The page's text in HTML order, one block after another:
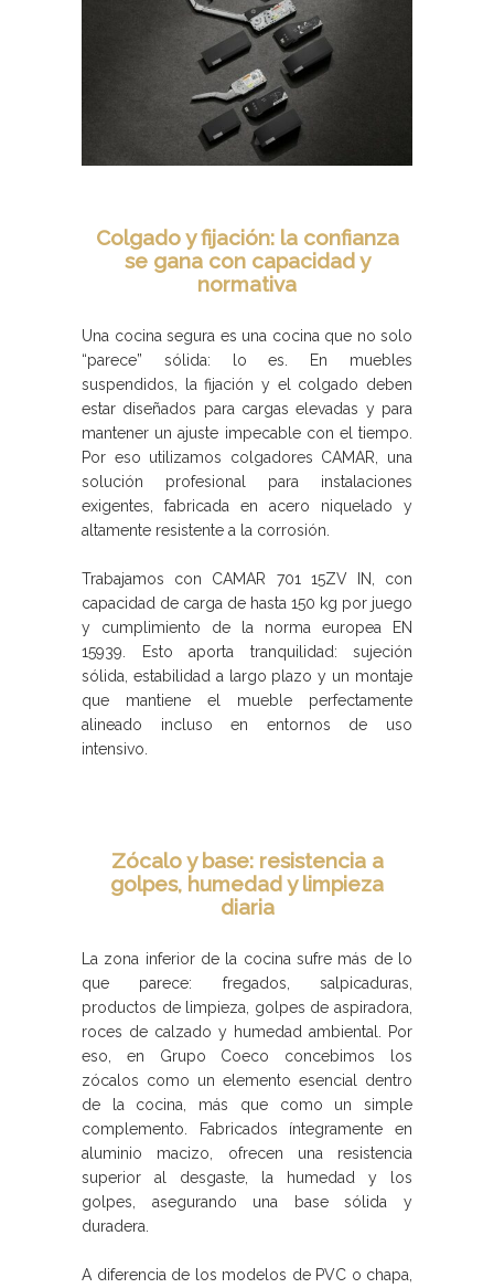
Colgado y fijación: la confianza
se gana con capacidad y
normativa
Una cocina segura es una cocina que no solo
“parece” sólida: lo es. En muebles
suspendidos, la fijación y el colgado deben
estar diseñados para cargas elevadas y para
mantener un ajuste impecable con el tiempo.
Por eso utilizamos colgadores CAMAR, una
solución profesional para instalaciones
exigentes, fabricada en acero niquelado y
altamente resistente a la corrosión.
Trabajamos con CAMAR 701 15ZV IN, con
capacidad de carga de hasta 150 kg por juego
y cumplimiento de la norma europea EN
15939. Esto aporta tranquilidad: sujeción
sólida, estabilidad a largo plazo y un montaje
que mantiene el mueble perfectamente
alineado incluso en entornos de uso
intensivo.
Zócalo y base: resistencia a
golpes, humedad y limpieza
diaria
La zona inferior de la cocina sufre más de lo
que parece: fregados, salpicaduras,
productos de limpieza, golpes de aspiradora,
roces de calzado y humedad ambiental. Por
eso, en Grupo Coeco concebimos los
zócalos como un elemento esencial dentro
de la cocina, más que como un simple
complemento. Fabricados íntegramente en
aluminio macizo, ofrecen una resistencia
superior al desgaste, la humedad y los
golpes, asegurando una base sólida y
duradera.
A diferencia de los modelos de PVC o chapa,